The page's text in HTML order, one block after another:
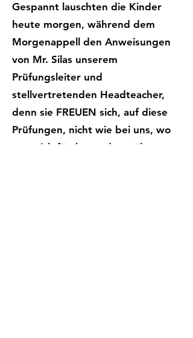
Gespannt lauschten die Kinder
heute morgen, während dem
Morgenappell den Anweisungen
von Mr. Silas unserem
Prüfungsleiter und
stellvertretenden Headteacher,
denn sie FREUEN sich, auf diese
Prüfungen, nicht wie bei uns, wo
man sich fürchtet oder stöhnt